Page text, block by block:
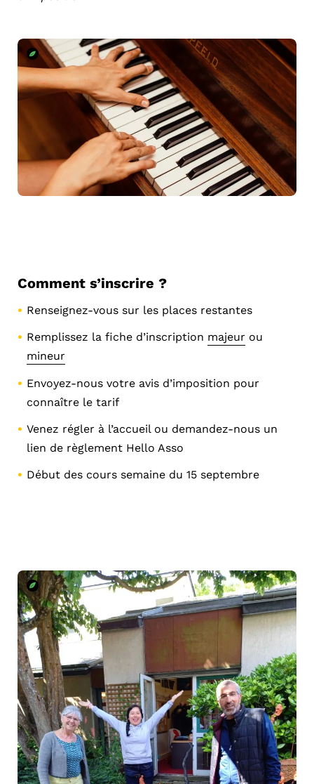
Comment s’inscrire ?
Renseignez-vous sur les places restantes
Remplissez la fiche d’inscription majeur ou
mineur
Envoyez-nous votre avis d’imposition pour
connaître le tarif
Venez régler à l’accueil ou demandez-nous un
lien de règlement Hello Asso
Début des cours semaine du 15 septembre